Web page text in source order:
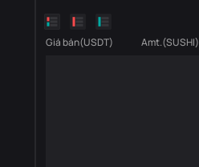
Giá bán(USDT) Amt.(SUSHI)